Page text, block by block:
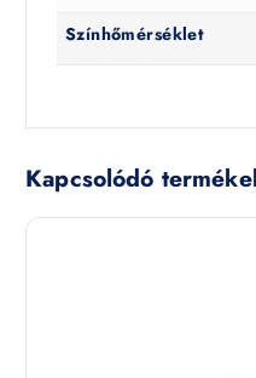
Színhőmérséklet
Kapcsolódó